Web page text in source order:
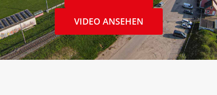
VIDEO ANSEHEN